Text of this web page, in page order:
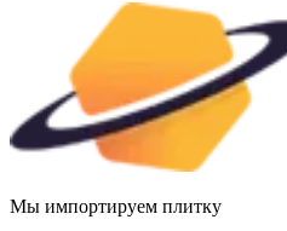
Мы импортируем плитку